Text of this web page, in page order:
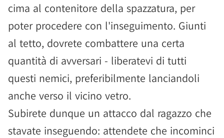
cima al contenitore della spazzatura, per
poter procedere con l'inseguimento. Giunti
al tetto, dovrete combattere una certa
quantità di avversari - liberatevi di tutti
questi nemici, preferibilmente lanciandoli
anche verso il vicino vetro.
Subirete dunque un attacco dal ragazzo che
stavate inseguendo: attendete che incominci